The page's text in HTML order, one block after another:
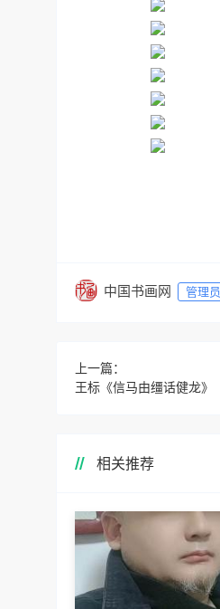
中国书画网 管理员
上一篇：
王标《信马由缰话健龙》
相关推荐